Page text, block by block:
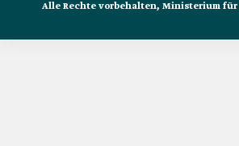
Alle Rechte vorbehalten, Ministerium für